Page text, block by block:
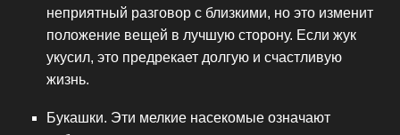
неприятный разговор с близкими, но это изменит
положение вещей в лучшую сторону. Если жук
укусил, это предрекает долгую и счастливую
жизнь.
Букашки. Эти мелкие насекомые означают